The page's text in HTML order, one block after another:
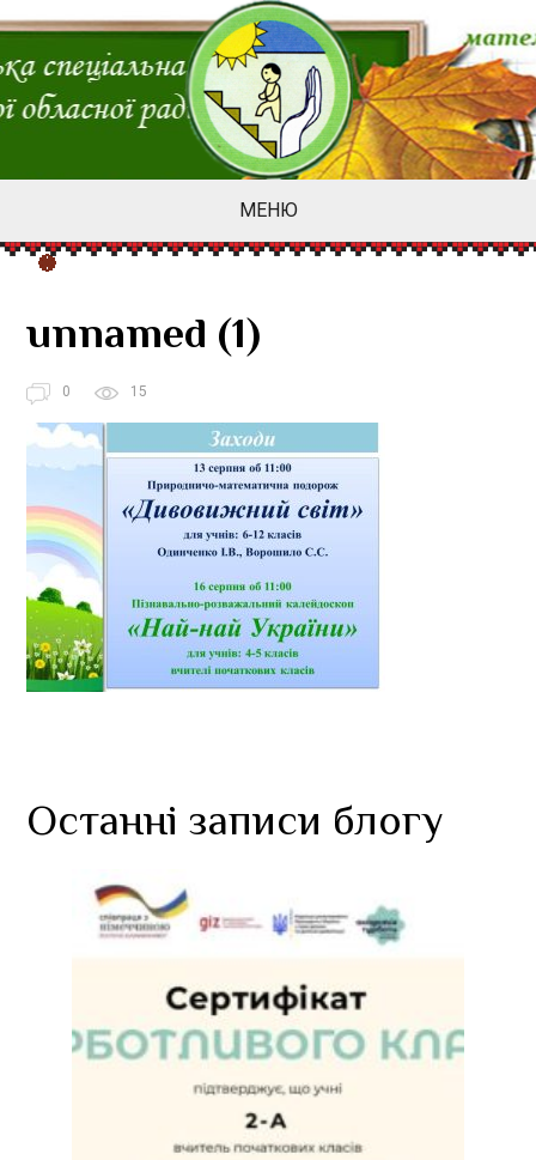
МЕНЮ
unnamed (1)
0 15
Останні записи блогу